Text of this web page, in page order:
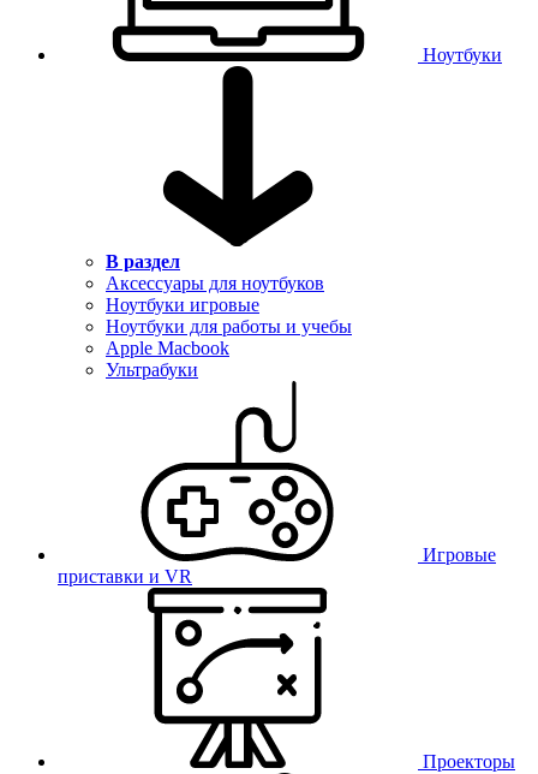
Ноутбуки
В раздел
Аксессуары для ноутбуков
Ноутбуки игровые
Ноутбуки для работы и учебы
Apple Macbook
Ультрабуки
Игровые
приставки и VR
Проекторы